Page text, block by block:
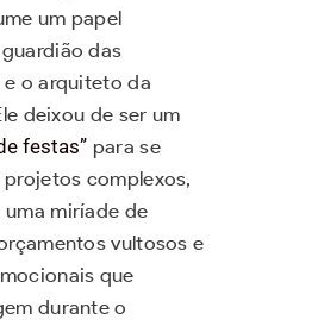
um papel
das
o arquiteto da
deixou de ser um
festas” para se
complexos,
miríade de
vultosos e
que
durante o